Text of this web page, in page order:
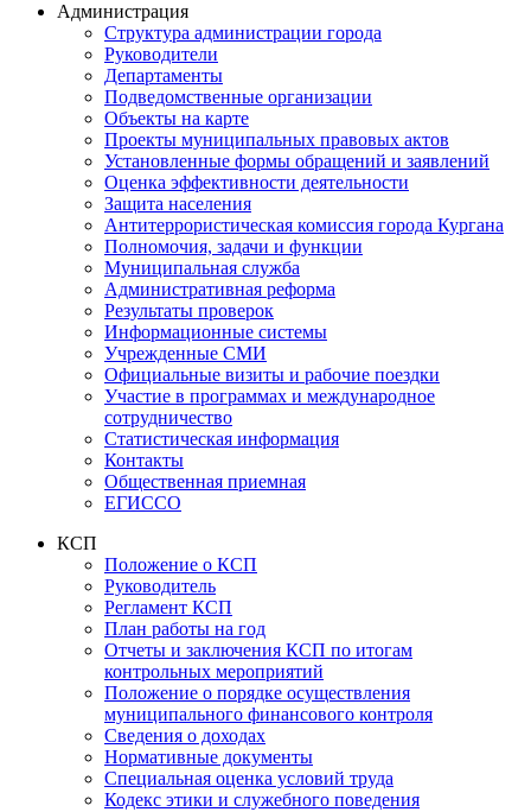
Администрация
Структура администрации города
Руководители
Департаменты
Подведомственные организации
Объекты на карте
Проекты муниципальных правовых актов
Установленные формы обращений и заявлений
Оценка эффективности деятельности
Защита населения
Антитеррористическая комиссия города Кургана
Полномочия, задачи и функции
Муниципальная служба
Административная реформа
Результаты проверок
Информационные системы
Учрежденные СМИ
Официальные визиты и рабочие поездки
Участие в программах и международное
сотрудничество
Статистическая информация
Контакты
Общественная приемная
ЕГИССО
КСП
Положение о КСП
Руководитель
Регламент КСП
План работы на год
Отчеты и заключения КСП по итогам
контрольных мероприятий
Положение о порядке осуществления
муниципального финансового контроля
Сведения о доходах
Нормативные документы
Специальная оценка условий труда
Кодекс этики и служебного поведения